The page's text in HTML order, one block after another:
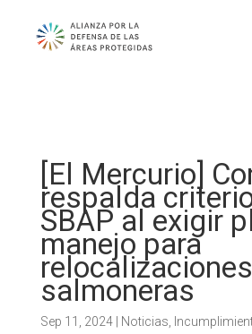
[El Mercurio]
respalda
SBAP al exigir
manejo para
salmoneras
Sep 11, 2024| Noticias